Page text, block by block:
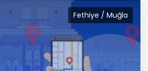
Fethiye / Muğla